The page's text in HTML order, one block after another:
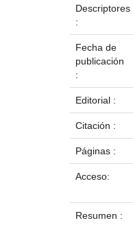
Descriptores
:
Fecha de
publicación
:
Editorial :
Citación :
Páginas :
Acceso:
Resumen :